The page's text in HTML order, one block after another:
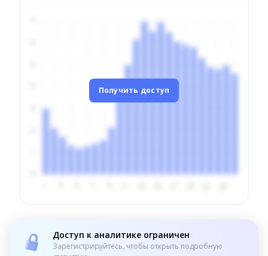
Получить доступ
Доступ к аналитике ограничен
Зарегистрируйтесь, чтобы открыть подробную